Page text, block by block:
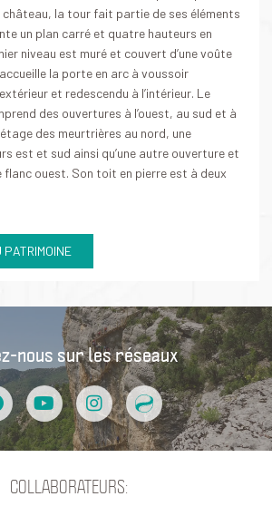
château, la tour fait partie de ses éléments
un plan carré et quatre hauteurs en
niveau est muré et couvert d’une voûte
la porte en arc à voussoir
et redescendu à l’intérieur. Le
des ouvertures à l’ouest, au sud et à
des meurtrières au nord, une
est et sud ainsi qu’une autre ouverture et
flanc ouest. Son toit en pierre est à deux
PATRIMOINE
nous sur les réseaux
COLLABORATEURS: